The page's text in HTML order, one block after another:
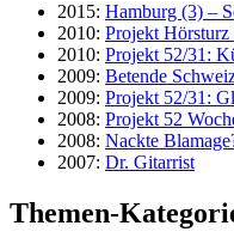
2015: Hamburg (3) –
2010: Projekt Hörsturz
2010: Projekt 52/31:
2009: Betende
2009: Projekt 52/31:
2008: Projekt 52
2008: Nackte
2007: Dr. Gitarrist
Themen-